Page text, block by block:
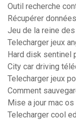
Outil recherche
Récupérer
Jeu de la reine
Telecharger jeux
Hard disk sentinel
City car driving
Telecharger jeux
Comment
Mise a jour mac
Telecharger cool